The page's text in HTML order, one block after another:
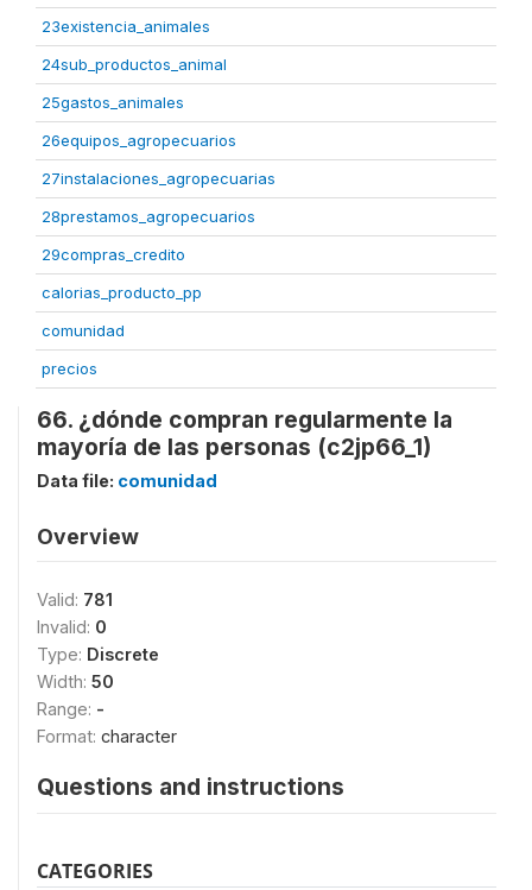
23existencia_animales
24sub_productos_animal
25gastos_animales
26equipos_agropecuarios
27instalaciones_agropecuarias
28prestamos_agropecuarios
29compras_credito
calorias_producto_pp
comunidad
precios
66. ¿dónde compran regularmente la
mayoría de las personas (c2jp66_1)
Data file: comunidad
Overview
Valid: 781
Invalid: 0
Type: Discrete
Width: 50
Range: -
Format: character
Questions and instructions
CATEGORIES